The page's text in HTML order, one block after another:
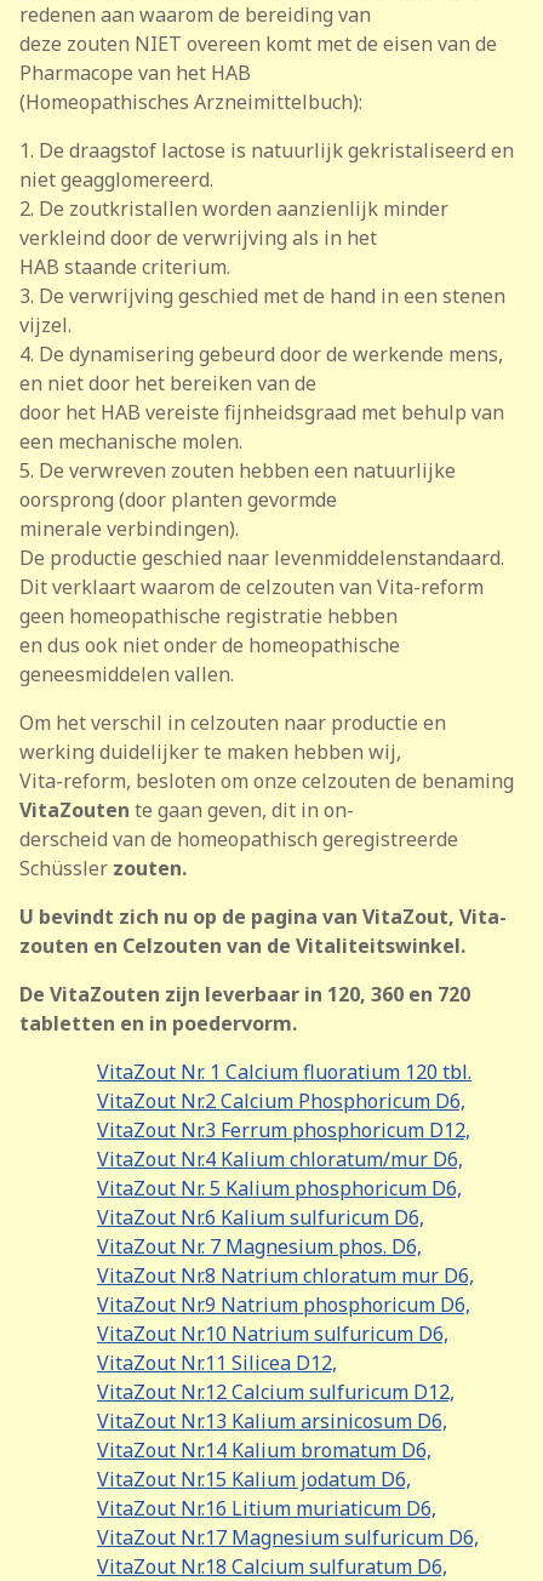
redenen aan waarom de bereiding van
deze zouten NIET overeen komt met de eisen van de
Pharmacope van het HAB
(Homeopathisches Arzneimittelbuch):
1. De draagstof lactose is natuurlijk gekristaliseerd en
niet geagglomereerd.
2. De zoutkristallen worden aanzienlijk minder
verkleind door de verwrijving als in het
HAB staande criterium.
3. De verwrijving geschied met de hand in een stenen
vijzel.
4. De dynamisering gebeurd door de werkende mens,
en niet door het bereiken van de
door het HAB vereiste fijnheidsgraad met behulp van
een mechanische molen.
5. De verwreven zouten hebben een natuurlijke
oorsprong (door planten gevormde
minerale verbindingen).
De productie geschied naar levenmiddelenstandaard.
Dit verklaart waarom de celzouten van Vita-reform
geen homeopathische registratie hebben
en dus ook niet onder de homeopathische
geneesmiddelen vallen.
Om het verschil in celzouten naar productie en
werking duidelijker te maken hebben wij,
Vita-reform, besloten om onze celzouten de benaming
VitaZouten te gaan geven, dit in on-
derscheid van de homeopathisch geregistreerde
Schüssler zouten.
U bevindt zich nu op de pagina van VitaZout, Vita-
zouten en Celzouten van de Vitaliteitswinkel.
De VitaZouten zijn leverbaar in 120, 360 en 720
tabletten en in poedervorm.
VitaZout Nr. 1 Calcium fluoratium 120 tbl.
VitaZout Nr.2 Calcium Phosphoricum D6,
VitaZout Nr.3 Ferrum phosphoricum D12,
VitaZout Nr.4 Kalium chloratum/mur D6,
VitaZout Nr. 5 Kalium phosphoricum D6,
VitaZout Nr.6 Kalium sulfuricum D6,
VitaZout Nr. 7 Magnesium phos. D6,
VitaZout Nr.8 Natrium chloratum mur D6,
VitaZout Nr.9 Natrium phosphoricum D6,
VitaZout Nr.10 Natrium sulfuricum D6,
VitaZout Nr.11 Silicea D12,
VitaZout Nr.12 Calcium sulfuricum D12,
VitaZout Nr.13 Kalium arsinicosum D6,
VitaZout Nr.14 Kalium bromatum D6,
VitaZout Nr.15 Kalium jodatum D6,
VitaZout Nr.16 Litium muriaticum D6,
VitaZout Nr.17 Magnesium sulfuricum D6,
VitaZout Nr.18 Calcium sulfuratum D6,